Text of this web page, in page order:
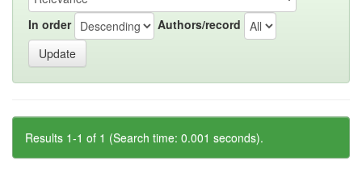
In order Authors/record
Results 1-1 of 1 (Search time: 0.001 seconds).